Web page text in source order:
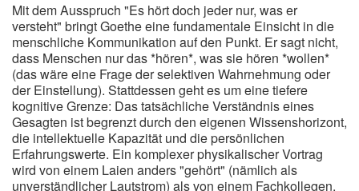
Mit dem Ausspruch "Es hört doch jeder nur, was er
versteht" bringt Goethe eine fundamentale Einsicht in die
menschliche Kommunikation auf den Punkt. Er sagt nicht,
dass Menschen nur das *hören*, was sie hören *wollen*
(das wäre eine Frage der selektiven Wahrnehmung oder
der Einstellung). Stattdessen geht es um eine tiefere
kognitive Grenze: Das tatsächliche Verständnis eines
Gesagten ist begrenzt durch den eigenen Wissenshorizont,
die intellektuelle Kapazität und die persönlichen
Erfahrungswerte. Ein komplexer physikalischer Vortrag
wird von einem Laien anders "gehört" (nämlich als
unverständlicher Lautstrom) als von einem Fachkollegen.